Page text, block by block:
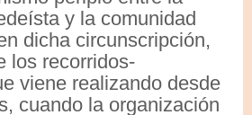
y la comunidad
dicha circunscripción,
los recorridos-
viene realizando desde
cuando la organización